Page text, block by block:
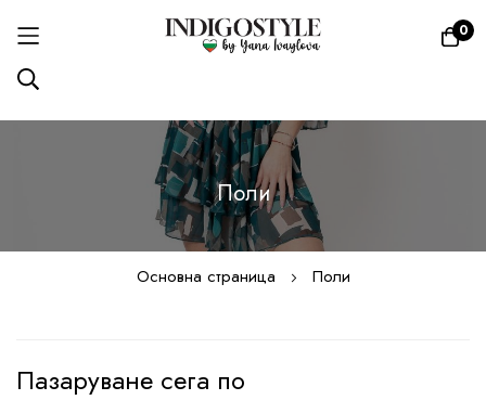
0
Поли
Основна страница Поли
Пазаруване сега по